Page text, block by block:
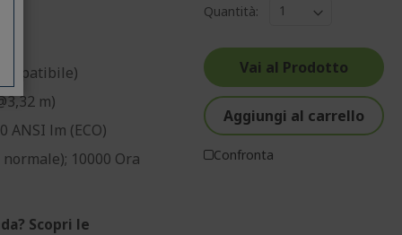
m)
ANSI lm (ECO)
10000 Ora
Scopri le
Quantità:
Vai al Prodotto
Aggiungi al carrello
Confronta